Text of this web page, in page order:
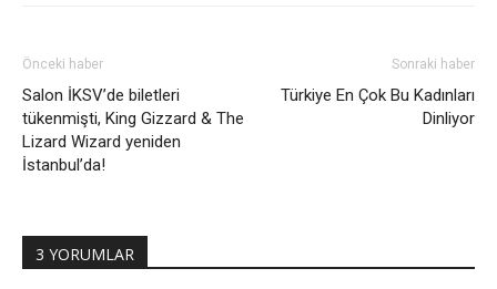
Önceki haber
Salon İKSV’de biletleri
tükenmişti, King Gizzard & The
Lizard Wizard yeniden
İstanbul’da!
Sonraki haber
Türkiye En Çok Bu Kadınları
Dinliyor
3 YORUMLAR